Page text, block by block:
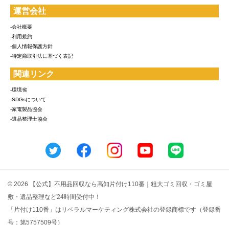
運営会社
-会社概要
-利用規約
-個人情報保護方針
-特定商取引法に基づく表記
関連リンク
-環境省
-SDGsについて
-家電製品協会
-遺品整理士協会
© 2026 【公式】不用品回収なら高知片付け110番｜粗大ゴミ回収・ゴミ屋
敷・遺品整理など24時間受付中！
「片付け110番」はリベラルマーケティング株式会社の登録商標です（登録番
号：第5757509号）